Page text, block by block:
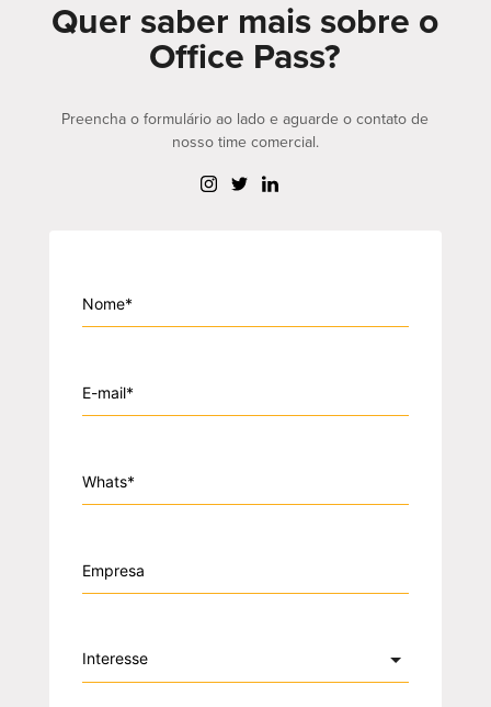
Quer saber mais sobre o
Office Pass?
Preencha o formulário ao lado e aguarde o contato de
nosso time comercial.